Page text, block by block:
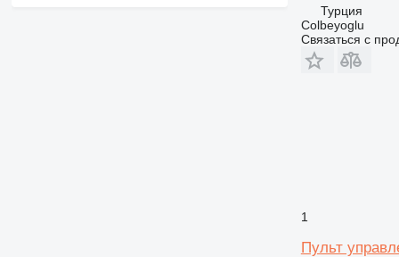
Турция
Colbeyoglu
Связаться с
1
Пульт